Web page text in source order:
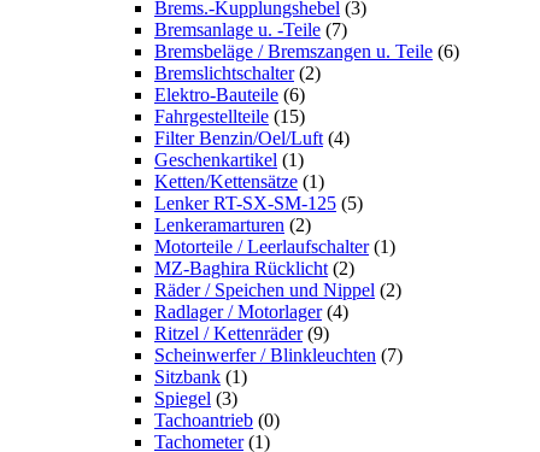
Brems.-Kupplungshebel (3)
Bremsanlage u. -Teile (7)
Bremsbeläge / Bremszangen u. Teile (6)
Bremslichtschalter (2)
Elektro-Bauteile (6)
Fahrgestellteile (15)
Filter Benzin/Oel/Luft (4)
Geschenkartikel (1)
Ketten/Kettensätze (1)
Lenker RT-SX-SM-125 (5)
Lenkeramarturen (2)
Motorteile / Leerlaufschalter (1)
MZ-Baghira Rücklicht (2)
Räder / Speichen und Nippel (2)
Radlager / Motorlager (4)
Ritzel / Kettenräder (9)
Scheinwerfer / Blinkleuchten (7)
Sitzbank (1)
Spiegel (3)
Tachoantrieb (0)
Tachometer (1)